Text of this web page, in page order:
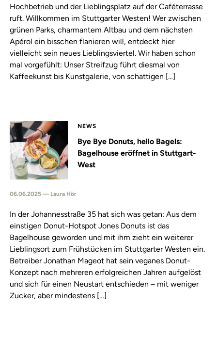
Hochbetrieb und der Lieblingsplatz auf der Caféterrasse
ruft. Willkommen im Stuttgarter Westen! Wer zwischen
grünen Parks, charmantem Altbau und dem nächsten
Apérol ein bisschen flanieren will, entdeckt hier
vielleicht sein neues Lieblingsviertel. Wir haben schon
mal vorgefühlt: Unser Streifzug führt diesmal von
Kaffeekunst bis Kunstgalerie, von schattigen […]
NEWS
Bye Bye Donuts, hello Bagels:
Bagelhouse eröffnet in Stuttgart-
West
06.06.2025 — Laura Hör
In der Johannesstraße 35 hat sich was getan: Aus dem
einstigen Donut-Hotspot Jones Donuts ist das
Bagelhouse geworden und mit ihm zieht ein weiterer
Lieblingsort zum Frühstücken im Stuttgarter Westen ein.
Betreiber Jonathan Mageot hat sein veganes Donut-
Konzept nach mehreren erfolgreichen Jahren aufgelöst
und sich für einen Neustart entschieden – mit weniger
Zucker, aber mindestens […]